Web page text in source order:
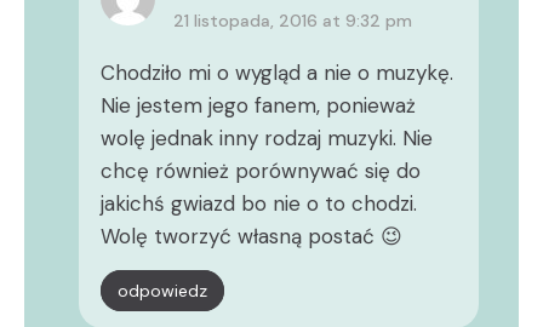
21 listopada, 2016 at 9:32 pm
Chodziło mi o wygląd a nie o muzykę.
Nie jestem jego fanem, ponieważ
wolę jednak inny rodzaj muzyki. Nie
chcę również porównywać się do
jakichś gwiazd bo nie o to chodzi.
Wolę tworzyć własną postać 😉
odpowiedz